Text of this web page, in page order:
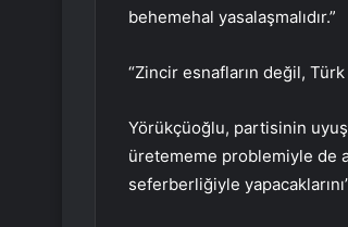
behemehal yasalaşmalıdır.”
“Zincir esnafların değil, Türk
Yörükçüoğlu, partisinin
üretememe problemiyle de
seferberliğiyle